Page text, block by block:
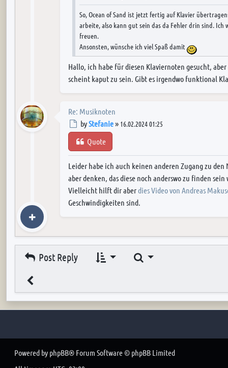
So, Ocean of Sand ist jetzt fertig auf Klavier
arbeite, also kann gut sein das da Fehler drin sind. Ich
freuen.
Ansonsten, wünsche ich viel Spaß damit
Hallo, ich habe für diesen Klaviernoten gesucht,
scheint kaput zu sein. Gibt es irgendwo funktional
Re: Musiknoten
Post
byStefanie» 16.02.2024 01:25
Quote
Leider habe ich auch keinen anderen Zugang zu
aber denken, das diese noch anderswo zu finden sein
Vielleicht hilft dir aberdies Video von Andreas
Geschwindigkeiten sind.
Post Reply Search
Powered by phpBB® Forum Software © phpBB Limited